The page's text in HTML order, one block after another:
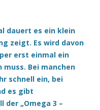
dauert es ein klein
zeigt. Es wird davon
erst einmal ein
muss. Bei manchen
schnell ein, bei
es gibt
der „Omega 3 –